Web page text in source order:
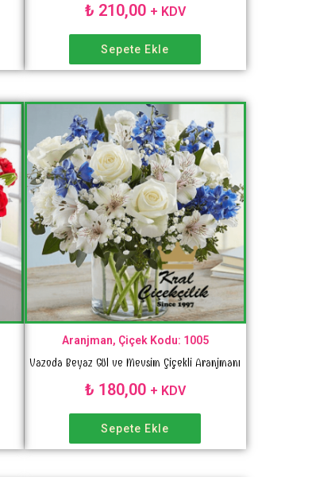
₺ 210,00 + KDV
Sepete Ekle
Aranjman, Çiçek Kodu: 1005
Vazoda Beyaz Gül ve Mevsim Çiçekli Aranjmanı
₺ 180,00 + KDV
Sepete Ekle